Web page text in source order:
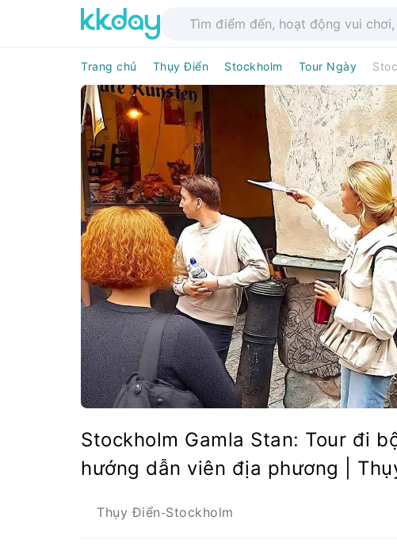
Trang chủ Thụy Điển Stockholm Tour Ngày
Stockholm Gamla Stan: Tour đi
hướng dẫn viên địa phương |
Thụy Điển-Stockholm